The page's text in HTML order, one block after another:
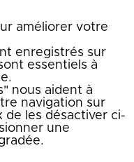
améliorer votre
enregistrés sur
essentiels à
nous aident à
navigation sur
de les désactiver ci-
une